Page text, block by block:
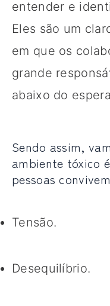
entender e
Eles são um
em que os
grande
abaixo do
Sendo assim,
ambiente tóxico
pessoas
Tensão.
Desequilíbrio.